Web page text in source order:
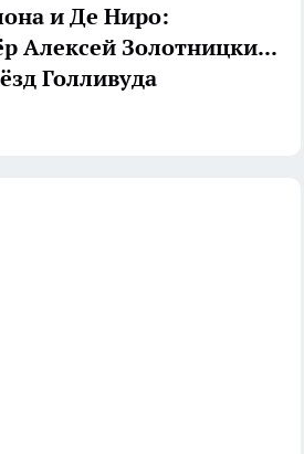
и Де Ниро:
Алексей Золотницкий,
Голливуда